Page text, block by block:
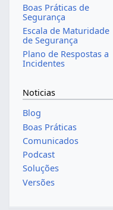
Boas Práticas de
Segurança
Escala de Maturidade
de Segurança
Plano de Respostas a
Incidentes
Noticias
Blog
Boas Práticas
Comunicados
Podcast
Soluções
Versões